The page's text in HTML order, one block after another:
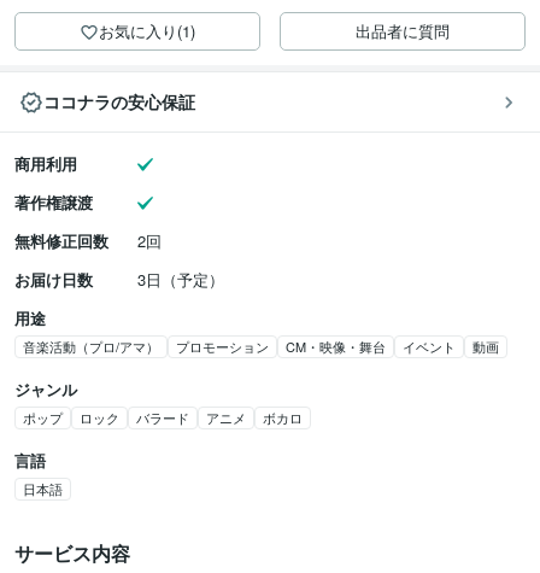
お気に入り(1) 出品者に質問
ココナラの安心保証
商用利用
著作権譲渡
無料修正回数
2回
お届け日数
3日（予定）
用途
音楽活動（プロ/アマ） プロモーション CM・映像・舞台 イベント 動画
ジャンル
ポップ ロック バラード アニメ ボカロ
言語
日本語
サービス内容